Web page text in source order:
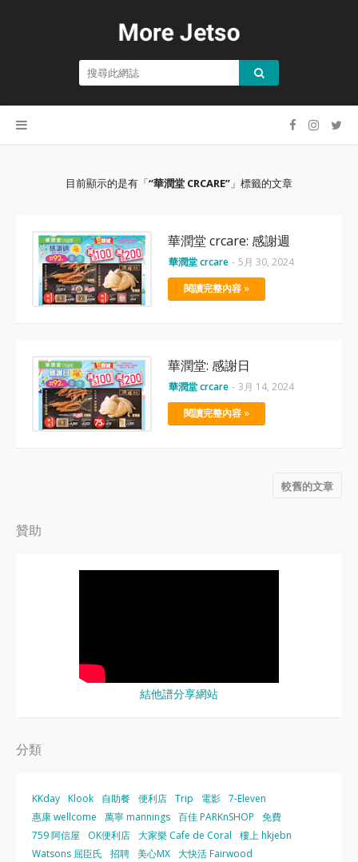
目前顯示的是有「 華潤堂 CRCARE 」標籤的文章
華潤堂 crcare: 感謝週
華潤堂 crcare - 5月 30, 2024
閱讀完整內容 »
華潤堂: 感謝日
華潤堂 crcare - 3月 14, 2024
閱讀完整內容 »
較舊的文章
贊助
結他譜分享網站
分類
KKday Klook 自助餐 便利店 Trip 電影 7-Eleven
惠康 wellcome
萬寧 mannings 百佳 PARKnSHOP
免費
759 阿信屋
OK便利店 大家樂 Cafe de Coral
樓上 hkjebn
Watsons 屈臣氏
招聘 美心MX 大快活 Fairwood